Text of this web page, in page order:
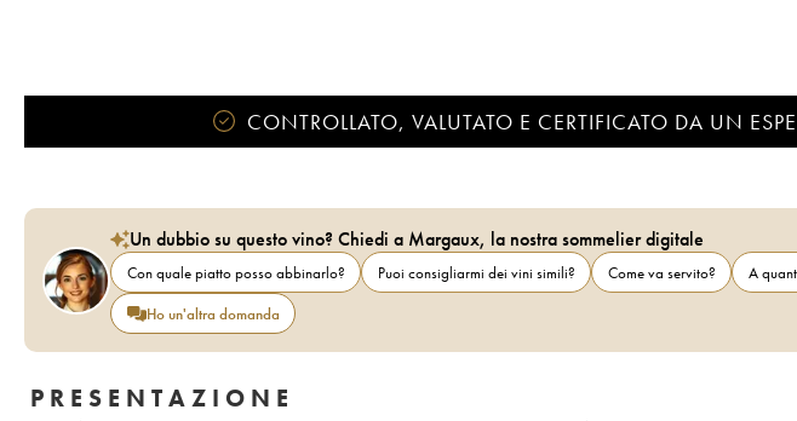
CONTROLLATO, VALUTATO E CERTIFICATO DA UN
Un dubbio su questo vino? Chiedi a Margaux, la nostra sommelier digitale
Con quale piatto posso abbinarlo? Puoi consigliarmi dei vini simili? Come va servito?
A
Ho un'altra domanda
PRESENTAZIONE